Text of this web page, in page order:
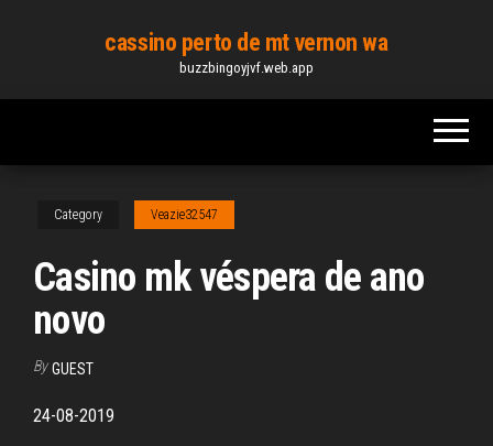
content
cassino perto de mt vernon wa
buzzbingoyjvf.web.app
Category Veazie32547
Casino mk véspera de ano
novo
By GUEST
24-08-2019